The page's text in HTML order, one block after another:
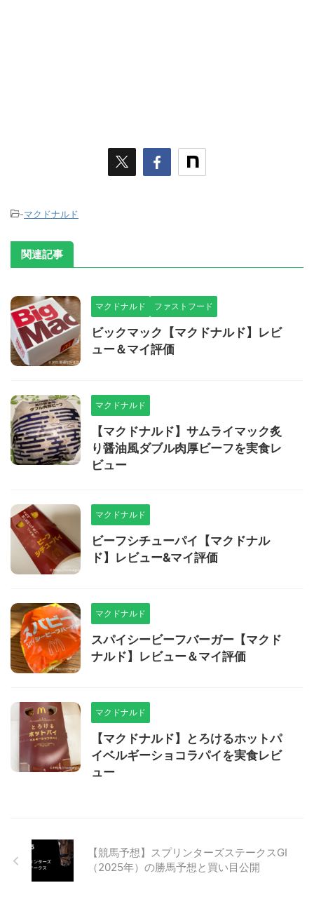
-マクドナルド
関連記事
マクドナルド ファストフード
ビックマック【マクドナルド】レビ
ュー＆マイ評価
マクドナルド
【マクドナルド】サムライマック炙
り醤油風ダブル肉厚ビーフを実食レ
ビュー
マクドナルド
ビーフシチューパイ【マクドナル
ド】レビュー&マイ評価
マクドナルド
スパイシービーフバーガー【マクド
ナルド】レビュー＆マイ評価
マクドナルド
【マクドナルド】とろけるホットパ
イベルギーショコラパイを実食レビ
ュー
【競馬予想】スプリンターズステークスGⅠ
（2025年）の勝馬予想と買い目公開